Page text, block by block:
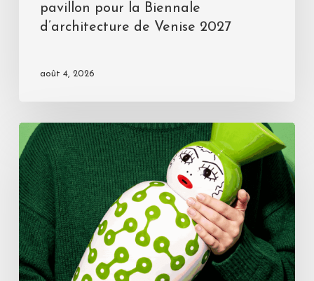
pavillon pour la Biennale
d’architecture de Venise 2027
août 4, 2026